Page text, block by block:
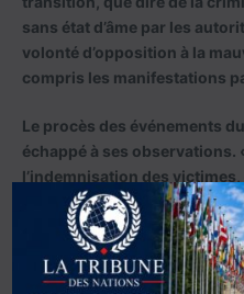
sans état d’âme par les
volonté d’opposition à la
compris les manifestations
Le procès des événements
échappé à ses observations.
l’indemnisation des
aurait eu plus de sens si
en matière de respect de la
sur la conduite des
l’ont portée. »